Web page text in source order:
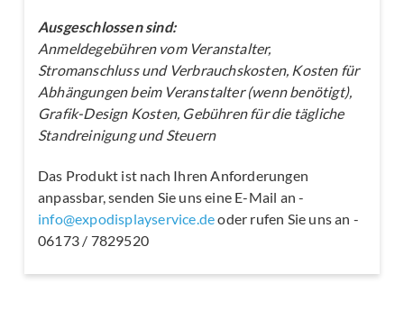
Ausgeschlossen sind:
Anmeldegebühren vom Veranstalter,
Stromanschluss und Verbrauchskosten, Kosten für
Abhängungen beim Veranstalter (wenn benötigt),
Grafik-Design Kosten, Gebühren für die tägliche
Standreinigung und Steuern
Das Produkt ist nach Ihren Anforderungen
anpassbar, senden Sie uns eine E-Mail an -
info@expodisplayservice.deoder rufen Sie uns an -
06173 / 7829520